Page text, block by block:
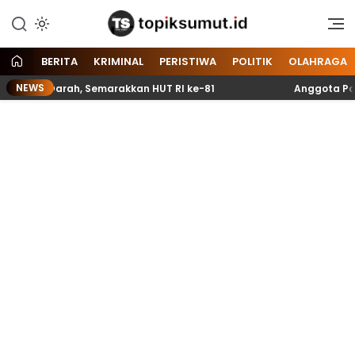
Topik Sumut
Memberitakan Seputar
dan Nasional
BERITA KRIMINAL PERISTIWA POLITIK OLAHRAGA
NEWSSemarakkan HUT RI ke-81 Anggota